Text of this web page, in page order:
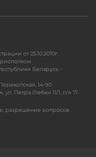
от 25.10.2010г.
Беларусь -
14-90
Петра Глебки 11/1, п/я 71
разрешение вопросов